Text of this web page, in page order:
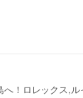
へ！ロレックス,